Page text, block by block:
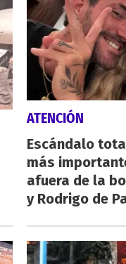
ATENCIÓN
Escándalo
más
afuera de la
y Rodrigo de